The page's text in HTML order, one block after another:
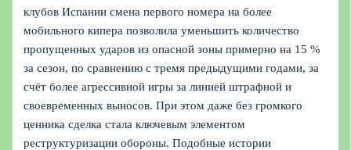
клубов Испании смена первого номера на более
мобильного кипера позволила уменьшить количество
пропущенных ударов из опасной зоны примерно на 15 %
за сезон, по сравнению с тремя предыдущими годами, за
счёт более агрессивной игры за линией штрафной и
своевременных выносов. При этом даже без громкого
ценника сделка стала ключевым элементом
реструктуризации обороны. Подобные истории